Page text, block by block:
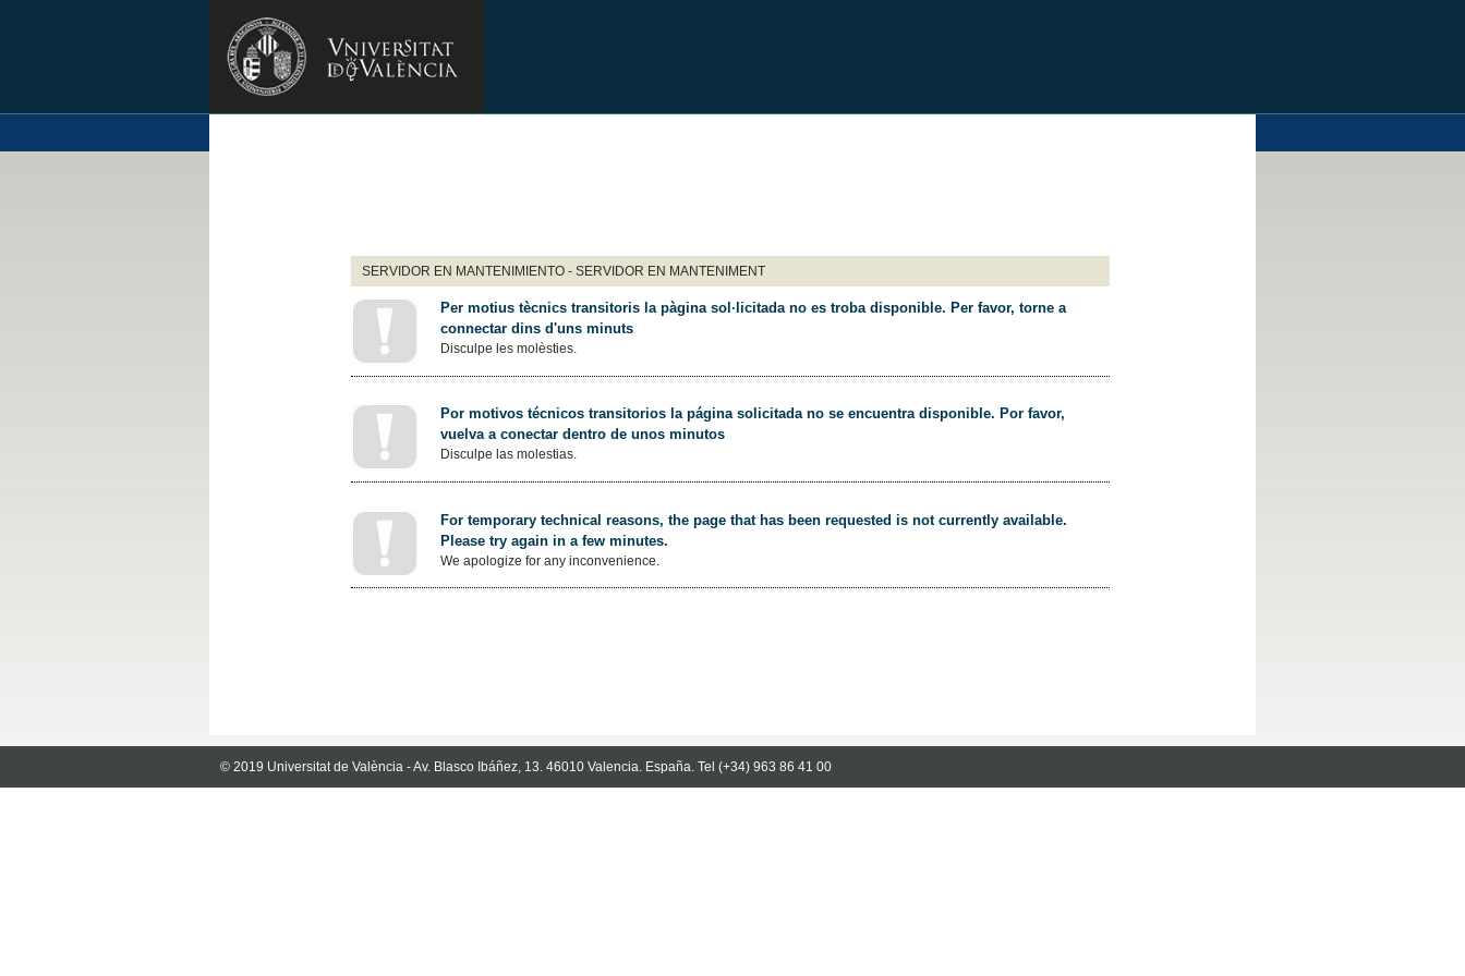
SERVIDOR EN MANTENIMIENTO - SERVIDOR EN MANTENIMENT
Per motius tècnics transitoris la pàgina sol·licitada no es troba disponible. Per favor, torne a
connectar dins d'uns minuts
Disculpe les molèsties.
Por motivos técnicos transitorios la página solicitada no se encuentra disponible. Por favor,
vuelva a conectar dentro de unos minutos
Disculpe las molestias.
For temporary technical reasons, the page that has been requested is not currently available.
Please try again in a few minutes.
We apologize for any inconvenience.
© 2019 Universitat de València - Av. Blasco Ibáñez, 13. 46010 Valencia. España. Tel (+34) 963 86 41 00